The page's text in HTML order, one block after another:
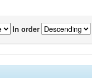
In order